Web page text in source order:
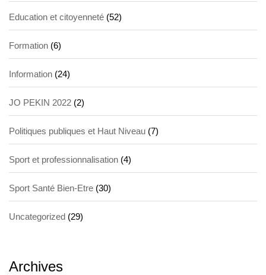
Education et citoyenneté (52)
Formation (6)
Information (24)
JO PEKIN 2022 (2)
Politiques publiques et Haut Niveau (7)
Sport et professionnalisation (4)
Sport Santé Bien-Etre (30)
Uncategorized (29)
Archives